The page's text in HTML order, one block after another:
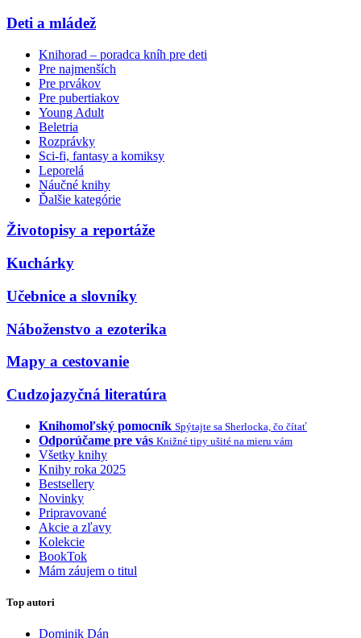
Deti a mládež
Knihorad – poradca kníh pre deti
Pre najmenších
Pre prvákov
Pre pubertiakov
Young Adult
Beletria
Rozprávky
Sci-fi, fantasy a komiksy
Leporelá
Náučné knihy
Ďalšie kategórie
Životopisy a reportáže
Kuchárky
Učebnice a slovníky
Náboženstvo a ezoterika
Mapy a cestovanie
Cudzojazyčná literatúra
Knihomoľský pomocník Spýtajte sa Sherlocka, čo čítať
Odporúčame pre vás Knižné tipy ušité na mieru vám
Všetky knihy
Knihy roka 2025
Bestsellery
Novinky
Pripravované
Akcie a zľavy
Kolekcie
BookTok
Mám záujem o titul
Top autori
Dominik Dán